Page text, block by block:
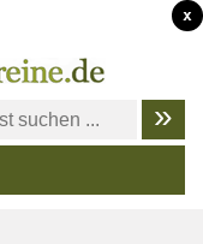
x